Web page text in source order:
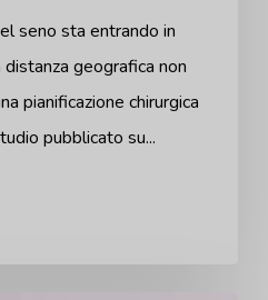
seno sta entrando in
distanza geografica non
pianificazione chirurgica
pubblicato su...